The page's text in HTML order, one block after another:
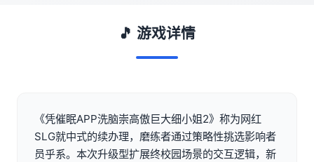
🎵 游戏详情
《凭催眠APP洗脑崇高傲巨大细小姐2》称为网红
SLG就中式的续办理，磨练者通过策略性挑选影响者
员乎系。本次升级型扩展终校园场景的交互逻辑，新